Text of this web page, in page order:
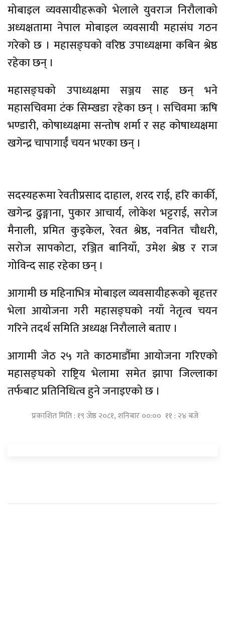
मोबाइल व्यवसायीहरूको भेलाले युवराज निरौलाको
अध्यक्षतामा नेपाल मोबाइल व्यवसायी महासंघ गठन
गरेको छ । महासङ्घको वरिष्ठ उपाध्यक्षमा कबिन श्रेष्ठ
रहेका छन् ।
महासङ्घको उपाध्यक्षमा सञ्जय साह छन् भने
महासचिवमा टंक सिम्खडा रहेका छन् । सचिवमा ऋषि
भण्डारी, कोषाध्यक्षमा सन्तोष शर्मा र सह कोषाध्यक्षमा
खगेन्द्र चापागाईं चयन भएका छन् ।
सदस्यहरूमा रेवतीप्रसाद दाहाल, शरद राई, हरि कार्की,
खगेन्द्र ढुङ्गाना, पुकार आचार्य, लोकेश भट्टराई, सरोज
मैनाली, प्रमित कुइकेल, रेवत श्रेष्ठ, नवनित चौधरी,
सरोज सापकोटा, रञ्जित बानियाँ, उमेश श्रेष्ठ र राज
गोविन्द साह रहेका छन् ।
आगामी छ महिनाभित्र मोबाइल व्यवसायीहरूको बृहत्तर
भेला आयोजना गरी महासङ्घको नयाँ नेतृत्व चयन
गरिने तदर्थ समिति अध्यक्ष निरौलाले बताए ।
आगामी जेठ २५ गते काठमाडौँमा आयोजना गरिएको
महासङ्घको राष्ट्रिय भेलामा समेत झापा जिल्लाका
तर्फबाट प्रतिनिधित्व हुने जनाइएको छ ।
प्रकाशित मिति : १९ जेष्ठ २०८१, शनिबार ००:०० ११ : २४ बजे